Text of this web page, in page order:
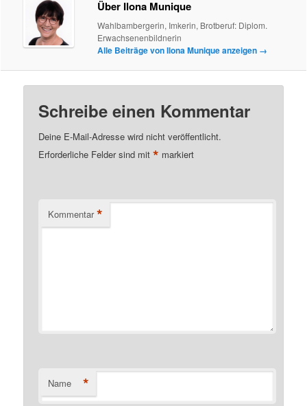
Über Ilona Munique
Wahlbambergerin, Imkerin, Brotberuf: Diplom.
Erwachsenenbildnerin
Alle Beiträge von Ilona Munique anzeigen →
Schreibe einen Kommentar
Deine E-Mail-Adresse wird nicht veröffentlicht.
Erforderliche Felder sind mit* markiert
Kommentar *
Name *